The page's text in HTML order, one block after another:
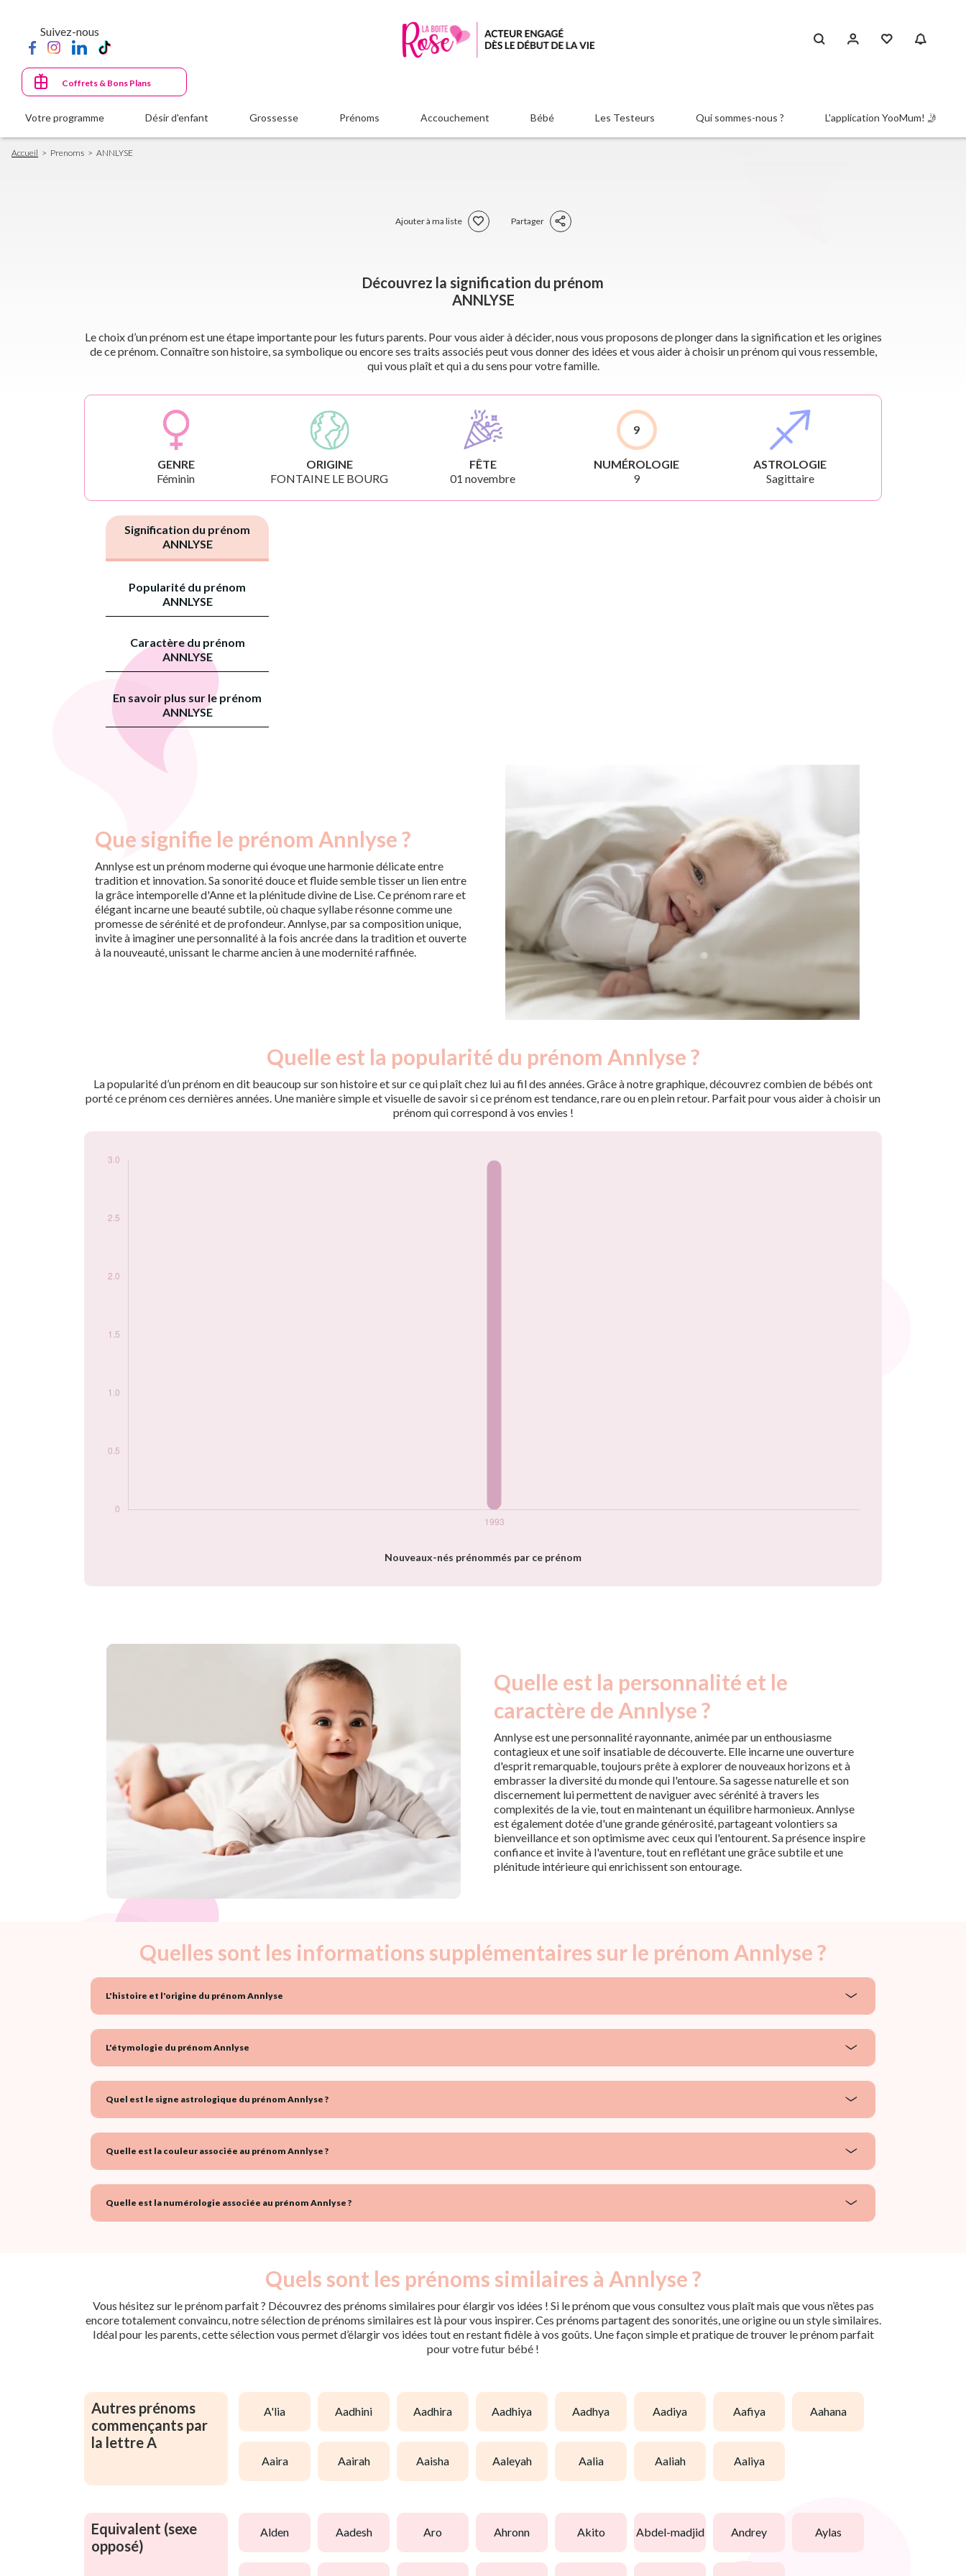
principal
Suivez-nous
Coffrets & Bons Plans
Votre programme Désir d'enfant Grossesse Prénoms Accouchement Bébé Les Testeurs Qui sommes-nous ? L'application YooMum! 🤳
Fil
d'Ariane
Accueil Prenoms ANNLYSE
Ajouter à ma liste Partager
Découvrez la signification du prénom
ANNLYSE
Le choix d’un prénom est une étape importante pour les futurs parents. Pour vous aider à décider, nous vous proposons de plonger dans la signification et les origines
de ce prénom. Connaître son histoire, sa symbolique ou encore ses traits associés peut vous donner des idées et vous aider à choisir un prénom qui vous ressemble,
qui vous plaît et qui a du sens pour votre famille.
GENRE
Féminin
ORIGINE
FONTAINE LE BOURG
FÊTE
01 novembre
9
NUMÉROLOGIE
9
ASTROLOGIE
Sagittaire
Signification du prénom
ANNLYSE
Popularité du prénom
ANNLYSE
Caractère du prénom
ANNLYSE
En savoir plus sur le prénom
ANNLYSE
Que signifie le prénom Annlyse ?
Annlyse est un prénom moderne qui évoque une harmonie délicate entre
tradition et innovation. Sa sonorité douce et fluide semble tisser un lien entre
la grâce intemporelle d'Anne et la plénitude divine de Lise. Ce prénom rare et
élégant incarne une beauté subtile, où chaque syllabe résonne comme une
promesse de sérénité et de profondeur. Annlyse, par sa composition unique,
invite à imaginer une personnalité à la fois ancrée dans la tradition et ouverte
à la nouveauté, unissant le charme ancien à une modernité raffinée.
Quelle est la popularité du prénom Annlyse ?
La popularité d’un prénom en dit beaucoup sur son histoire et sur ce qui plaît chez lui au fil des années. Grâce à notre graphique, découvrez combien de bébés ont
porté ce prénom ces dernières années. Une manière simple et visuelle de savoir si ce prénom est tendance, rare ou en plein retour. Parfait pour vous aider à choisir un
prénom qui correspond à vos envies !
Nouveaux-nés prénommés par ce prénom
Popularité du
1993
3
Quelle est la personnalité et le
caractère de Annlyse ?
Annlyse est une personnalité rayonnante, animée par un enthousiasme
contagieux et une soif insatiable de découverte. Elle incarne une ouverture
d'esprit remarquable, toujours prête à explorer de nouveaux horizons et à
embrasser la diversité du monde qui l'entoure. Sa sagesse naturelle et son
discernement lui permettent de naviguer avec sérénité à travers les
complexités de la vie, tout en maintenant un équilibre harmonieux. Annlyse
est également dotée d'une grande générosité, partageant volontiers sa
bienveillance et son optimisme avec ceux qui l'entourent. Sa présence inspire
confiance et invite à l'aventure, tout en reflétant une grâce subtile et une
plénitude intérieure qui enrichissent son entourage.
Quelles sont les informations supplémentaires sur le prénom Annlyse ?
L'histoire et l'origine du prénom Annlyse
L'étymologie du prénom Annlyse
Quel est le signe astrologique du prénom Annlyse ?
Quelle est la couleur associée au prénom Annlyse ?
Quelle est la numérologie associée au prénom Annlyse ?
Quels sont les prénoms similaires à Annlyse ?
Vous hésitez sur le prénom parfait ? Découvrez des prénoms similaires pour élargir vos idées ! Si le prénom que vous consultez vous plaît mais que vous n’êtes pas
encore totalement convaincu, notre sélection de prénoms similaires est là pour vous inspirer. Ces prénoms partagent des sonorités, une origine ou un style similaires.
Idéal pour les parents, cette sélection vous permet d’élargir vos idées tout en restant fidèle à vos goûts. Une façon simple et pratique de trouver le prénom parfait
pour votre futur bébé !
Autres prénoms
commençants par
la lettre A
a'lia aadhini aadhira aadhiya aadhya aadiya aafiya aahana
aaira aairah aaisha aaleyah aalia aaliah aaliya
Equivalent (sexe
opposé)
alden aadesh aro ahronn akito abdel-madjid andrey aylas